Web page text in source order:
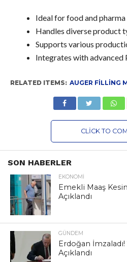
Ideal for food and
Handles diverse product
Supports various
Integrates with advanced
RELATED ITEMS: AUGER FILLING
CLICK TO
SON HABERLER
EKONOMI
Emekli Maaş
Açıklandı
GÜNDEM
Erdoğan İmzaladı!
Açıklandı